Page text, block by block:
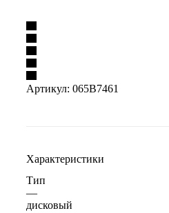
Артикул: 065B7461
Характеристики
Тип
—
дисковый